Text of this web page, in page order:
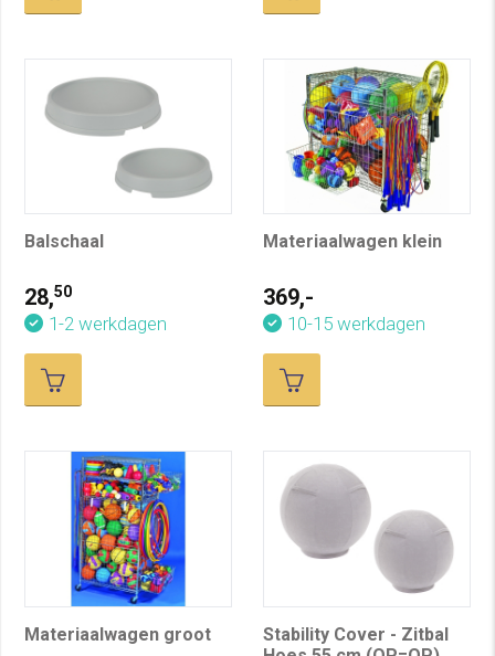
Balschaal
28,50
1-2 werkdagen
Materiaalwagen klein
369,-
10-15 werkdagen
Materiaalwagen groot
Stability Cover - Zitbal